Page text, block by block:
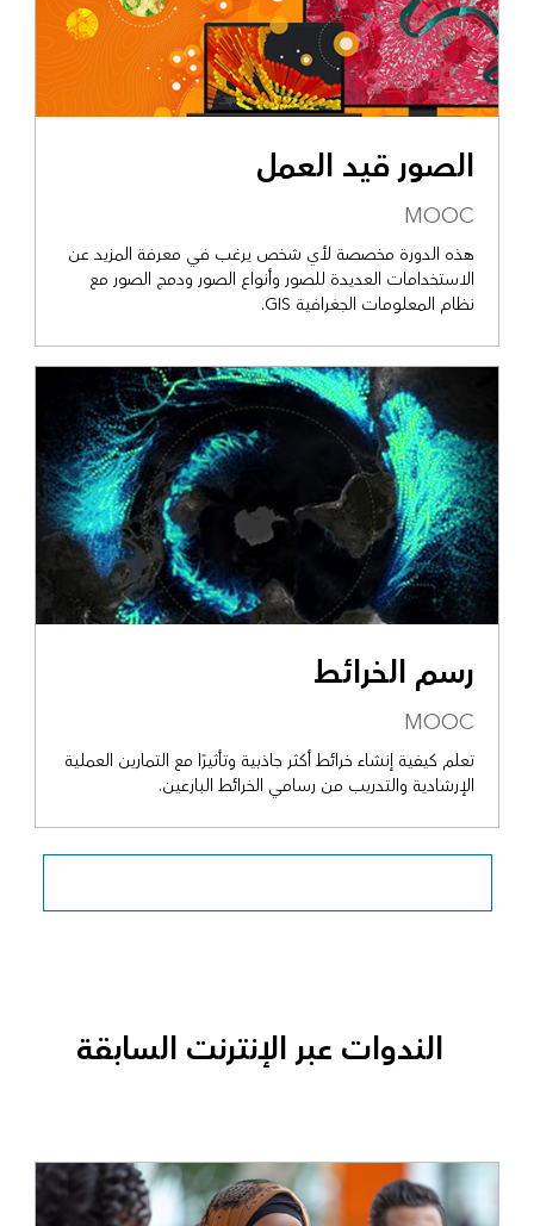
الصور قيد العمل
MOOC
هذه الدورة مخصصة لأي شخص يرغب في معرفة المزيد عن
الاستخدامات العديدة للصور وأنواع الصور ودمج الصور مع
نظام المعلومات الجغرافية GIS.
رسم الخرائط
MOOC
تعلم كيفية إنشاء خرائط أكثر جاذبية وتأثيرًا مع التمارين العملية
الإرشادية والتدريب من رسامي الخرائط البارعين.
الندوات عبر الإنترنت السابقة